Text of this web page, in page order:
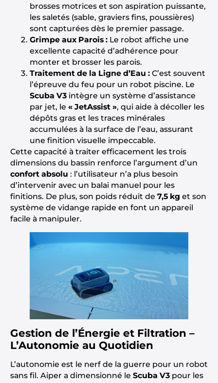
brosses motrices et son aspiration puissante,
les saletés (sable, graviers fins, poussières)
sont capturées dès le premier passage.
Grimpe aux Parois :Le robot affiche une
excellente capacité d’adhérence pour
monter et brosser les parois.
Traitement de la Ligne d’Eau :C’est souvent
l’épreuve du feu pour un robot piscine. Le
Scuba V3intègre un système d’assistance
par jet, le « JetAssist », qui aide à décoller les
dépôts gras et les traces minérales
accumulées à la surface de l’eau, assurant
une finition visuelle impeccable.
Cette capacité à traiter efficacement les trois
dimensions du bassin renforce l’argument d’un
confort absolu : l’utilisateur n’a plus besoin
d’intervenir avec un balai manuel pour les
finitions. De plus, son poids réduit de 7,5 kg et son
système de vidange rapide en font un appareil
facile à manipuler.
Gestion de l’Énergie et Filtration –
L’Autonomie au Quotidien
L’autonomie est le nerf de la guerre pour un robot
sans fil. Aiper a dimensionné le Scuba V3pour les